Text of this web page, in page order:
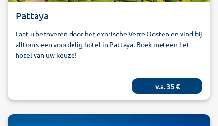
Pattaya
Laat u betoveren door het exotische Verre Oosten en vind bij
alltours een voordelig hotel in Pattaya. Boek meteen het
hotel van uw keuze!
v.a.35€